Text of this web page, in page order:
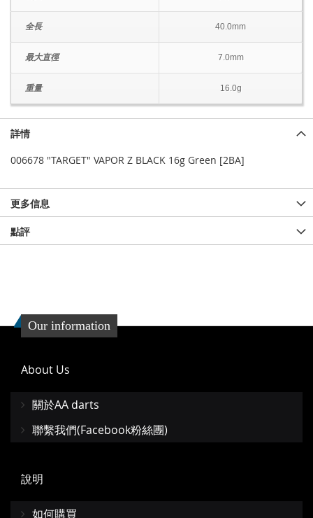
全長 40.0mm
最大直徑 7.0mm
重量 16.0g
詳情
006678 "TARGET" VAPOR Z BLACK 16g Green [2BA]
更多信息
點評
Our information
About Us
關於AA darts
聯繫我們(Facebook粉絲團)
說明
如何購買